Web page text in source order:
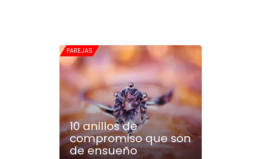
PAREJAS
10 anillos de
compromiso que son
de ensueño